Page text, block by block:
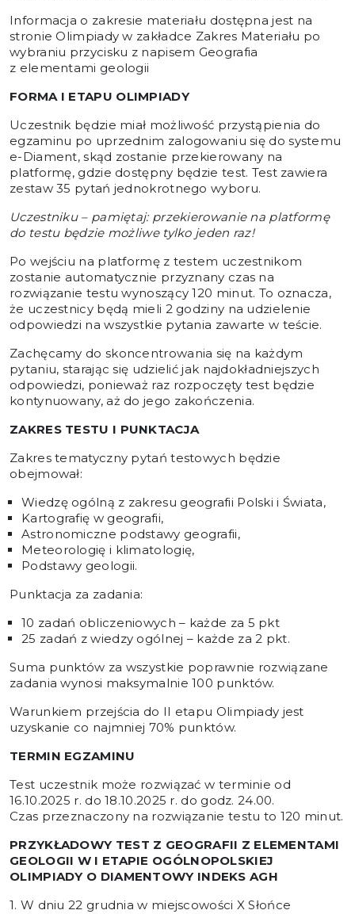
Informacja o zakresie materiału dostępna jest na
stronie Olimpiady w zakładce Zakres Materiału po
wybraniu przycisku z napisem Geografia
z elementami geologii
FORMA I ETAPU OLIMPIADY
Uczestnik będzie miał możliwość przystąpienia do
egzaminu po uprzednim zalogowaniu się do systemu
e-Diament, skąd zostanie przekierowany na
platformę, gdzie dostępny będzie test. Test zawiera
zestaw 35 pytań jednokrotnego wyboru.
Uczestniku – pamiętaj: przekierowanie na platformę
do testu będzie możliwe tylko jeden raz!
Po wejściu na platformę z testem uczestnikom
zostanie automatycznie przyznany czas na
rozwiązanie testu wynoszący 120 minut. To oznacza,
że uczestnicy będą mieli 2 godziny na udzielenie
odpowiedzi na wszystkie pytania zawarte w teście.
Zachęcamy do skoncentrowania się na każdym
pytaniu, starając się udzielić jak najdokładniejszych
odpowiedzi, ponieważ raz rozpoczęty test będzie
kontynuowany, aż do jego zakończenia.
ZAKRES TESTU I PUNKTACJA
Zakres tematyczny pytań testowych będzie
obejmował:
Wiedzę ogólną z zakresu geografii Polski i Świata,
Kartografię w geografii,
Astronomiczne podstawy geografii,
Meteorologię i klimatologię,
Podstawy geologii.
Punktacja za zadania:
10 zadań obliczeniowych – każde za 5 pkt
25 zadań z wiedzy ogólnej – każde za 2 pkt.
Suma punktów za wszystkie poprawnie rozwiązane
zadania wynosi maksymalnie 100 punktów.
Warunkiem przejścia do II etapu Olimpiady jest
uzyskanie co najmniej 70% punktów.
TERMIN EGZAMINU
Test uczestnik może rozwiązać w terminie od
16.10.2025 r. do 18.10.2025 r. do godz. 24.00.
Czas przeznaczony na rozwiązanie testu to 120 minut.
PRZYKŁADOWY TEST Z GEOGRAFII Z ELEMENTAMI
GEOLOGII W I ETAPIE OGÓLNOPOLSKIEJ
OLIMPIADY O DIAMENTOWY INDEKS AGH
1. W dniu 22 grudnia w miejscowości X Słońce